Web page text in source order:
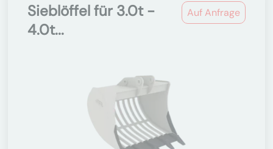
Auf Anfrage
Sieblöffel für 3.0t -
4.0t...